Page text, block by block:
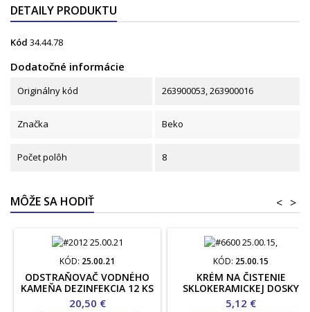
DETAILY PRODUKTU
Kód 34.44.78
Dodatočné informácie
Originálny kód 263900053, 263900016
Značka Beko
Počet polôh 8
MÔŽE SA HODIŤ >
<
KÓD: 25.00.21
ODSTRAŇOVAČ VODNÉHO
KAMEŇA DEZINFEKCIA 12 KS
Cena
20,50 €
KÓD: 25.00.15
KRÉM NA ČISTENIE
SKLOKERAMICKEJ DOSKY
Cena
5,12 €